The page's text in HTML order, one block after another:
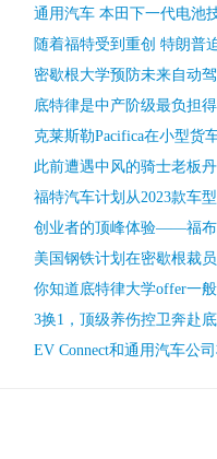
通用汽车 本田下一代电池
随着福特受到重创 特朗普
密歇根大学预防未来自动
底特律是中产阶级最负担
克莱斯勒Pacifica在小型货
此前遭遇中风的骑士老板
福特汽车计划从2023款车
创业者的顶峰体验——福布
美国钢铁计划在密歇根裁
你知道底特律大学offer一
3换1，顶级养伤控卫奔赴
EV Connect和通用汽车公